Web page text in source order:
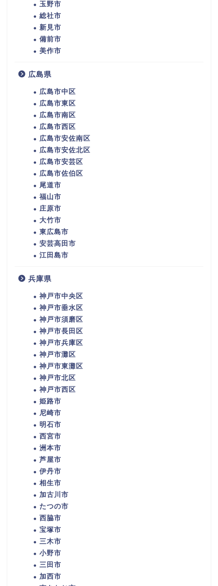
玉野市
総社市
新見市
備前市
美作市
広島県
広島市中区
広島市東区
広島市南区
広島市西区
広島市安佐南区
広島市安佐北区
広島市安芸区
広島市佐伯区
尾道市
福山市
庄原市
大竹市
東広島市
安芸高田市
江田島市
兵庫県
神戸市中央区
神戸市垂水区
神戸市須磨区
神戸市長田区
神戸市兵庫区
神戸市灘区
神戸市東灘区
神戸市北区
神戸市西区
姫路市
尼崎市
明石市
西宮市
洲本市
芦屋市
伊丹市
相生市
加古川市
たつの市
西脇市
宝塚市
三木市
小野市
三田市
加西市